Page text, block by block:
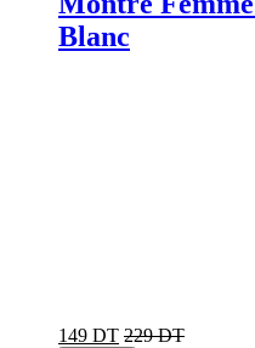
Blanc
149 DT 229 DT